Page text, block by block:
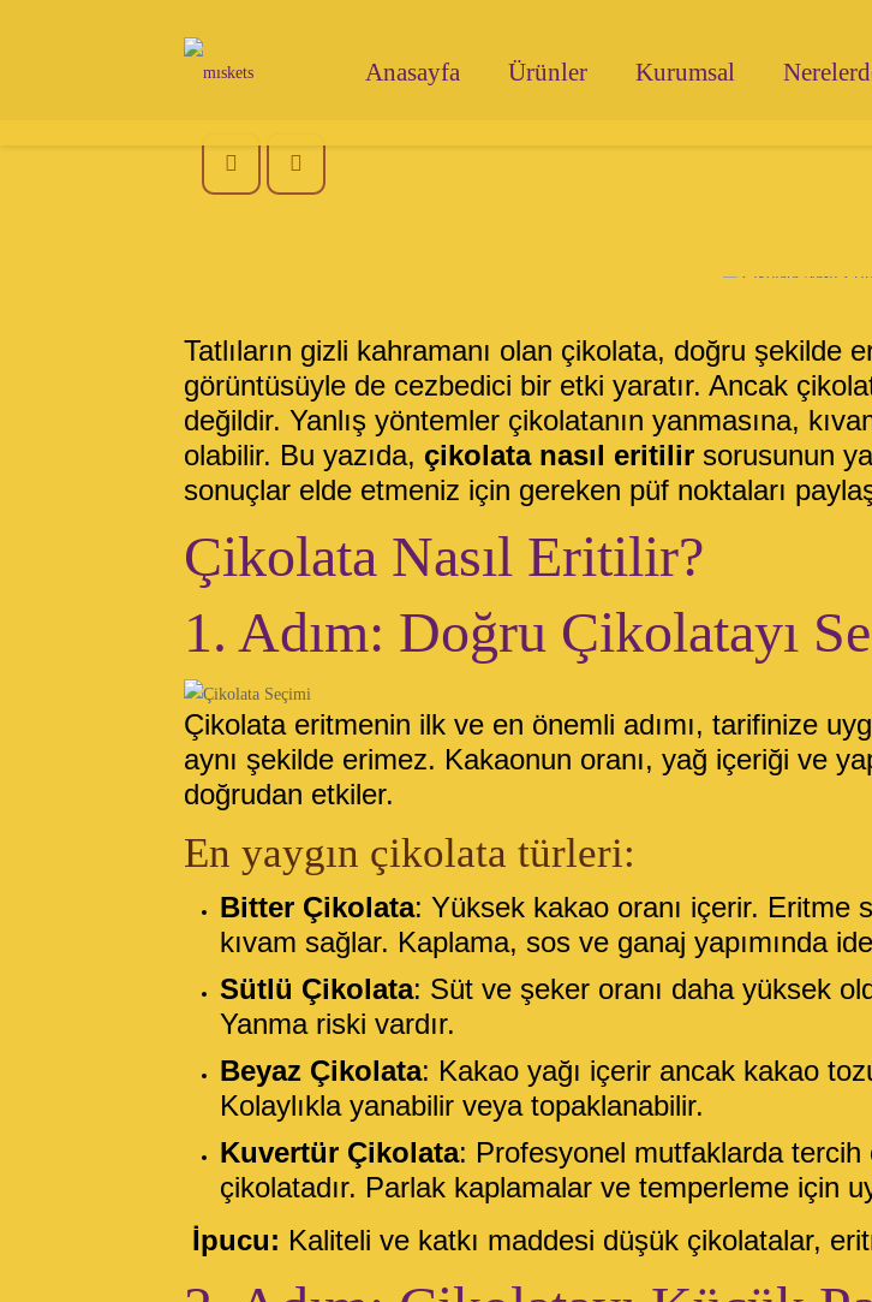
Anasayfa Ürünler Kurumsal
Tatlıların gizli kahramanı olan çikolata, doğru şekilde
görüntüsüyle de cezbedici bir etki yaratır. Ancak
değildir. Yanlış yöntemler çikolatanın yanmasına,
olabilir. Bu yazıda, çikolata nasıl eritilirsorusunun
sonuçlar elde etmeniz için gereken püf noktaları
Çikolata Nasıl Eritilir?
1. Adım: Doğru Çikolatayı
Çikolata eritmenin ilk ve en önemli adımı, tarifinize
aynı şekilde erimez. Kakaonun oranı, yağ içeriği ve
doğrudan etkiler.
En yaygın çikolata türleri:
Bitter Çikolata: Yüksek kakao oranı içerir. Eritme
kıvam sağlar. Kaplama, sos ve ganaj yapımında
Sütlü Çikolata: Süt ve şeker oranı daha yüksek
Yanma riski vardır.
Beyaz Çikolata: Kakao yağı içerir ancak kakao
Kolaylıkla yanabilir veya topaklanabilir.
Kuvertür Çikolata: Profesyonel mutfaklarda tercih
çikolatadır. Parlak kaplamalar ve temperleme için
İpucu: Kaliteli ve katkı maddesi düşük çikolatalar,